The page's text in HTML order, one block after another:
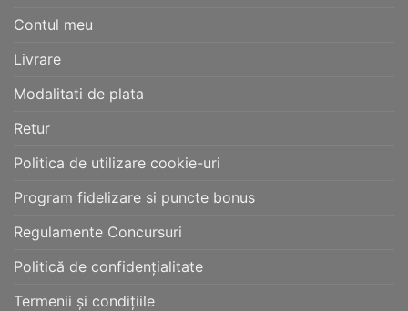
Contul meu
Livrare
Modalitati de plata
Retur
Politica de utilizare cookie-uri
Program fidelizare si puncte bonus
Regulamente Concursuri
Politică de confidențialitate
Termenii și condițiile